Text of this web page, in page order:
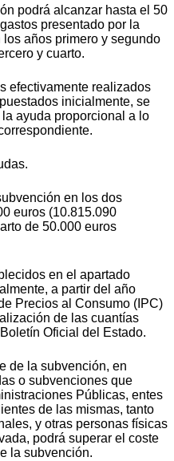
podrá alcanzar hasta el 50
presentado por la
años primero y segundo
y cuarto.
efectivamente realizados
inicialmente, se
ayuda proporcional a lo
en los dos
euros (10.815.090
de 50.000 euros
en el apartado
a partir del año
Precios al Consumo (IPC)
de las cuantías
Oficial del Estado.
de la subvención, en
o subvenciones que
Públicas, entes
de las mismas, tanto
y otras personas físicas
podrá superar el coste
la subvención.